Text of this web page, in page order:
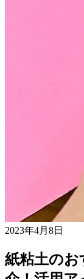
2023年4月8日
紙粘土のお